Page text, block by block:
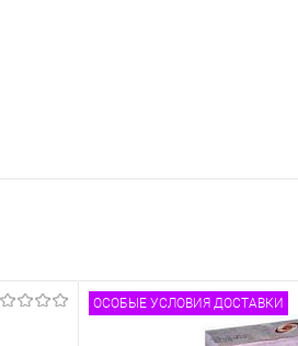
ОСОБЫЕ УСЛОВИЯ ДОСТАВКИ